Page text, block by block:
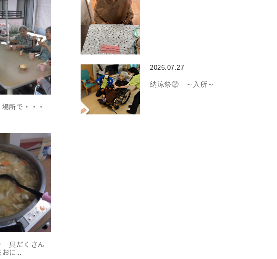
所で・・・
具だくさん
に...
2026.07.27
納涼祭② ～入所～